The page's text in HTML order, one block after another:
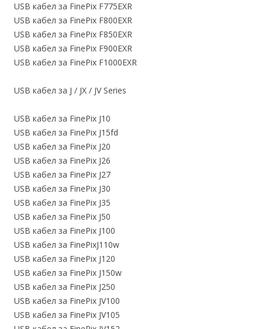
USB кабел за FinePix F775EXR
USB кабел за FinePix F800EXR
USB кабел за FinePix F850EXR
USB кабел за FinePix F900EXR
USB кабел за FinePix F1000EXR
USB кабел за J / JX / JV Series
USB кабел за FinePix J10
USB кабел за FinePix J15fd
USB кабел за FinePix J20
USB кабел за FinePix J26
USB кабел за FinePix J27
USB кабел за FinePix J30
USB кабел за FinePix J35
USB кабел за FinePix J50
USB кабел за FinePix J100
USB кабел за FinePixJ110w
USB кабел за FinePix J120
USB кабел за FinePix J150w
USB кабел за FinePix J250
USB кабел за FinePix JV100
USB кабел за FinePix JV105